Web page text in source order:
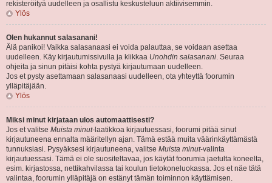
rekisteröityä uudelleen ja osallistu keskusteluun aktiivisemmin.
Ylös
Olen hukannut salasanani!
Älä panikoi! Vaikka salasanaasi ei voida palauttaa, se voidaan asettaa
uudelleen. Käy kirjautumissivulla ja klikkaa Unohdin salasanani. Seuraa
ohjeita ja sinun pitäisi kohta pystyä kirjautumaan uudelleen.
Jos et pysty asettamaan salasanaasi uudelleen, ota yhteyttä foorumin
ylläpitäjään.
Ylös
Miksi minut kirjataan ulos automaattisesti?
Jos et valitse Muista minut-laatikkoa kirjautuessasi, foorumi pitää sinut
kirjautuneena ennalta määritellyn ajan. Tämä estää muita väärinkäyttämästä
tunnuksiasi. Pysyäksesi kirjautuneena, valitse Muista minut-valinta
kirjautuessasi. Tämä ei ole suositeltavaa, jos käytät foorumia jaetulta koneelta,
esim. kirjastossa, nettikahvilassa tai koulun tietokoneluokassa. Jos et näe tätä
valintaa, foorumin ylläpitäjä on estänyt tämän toiminnon käyttämisen.